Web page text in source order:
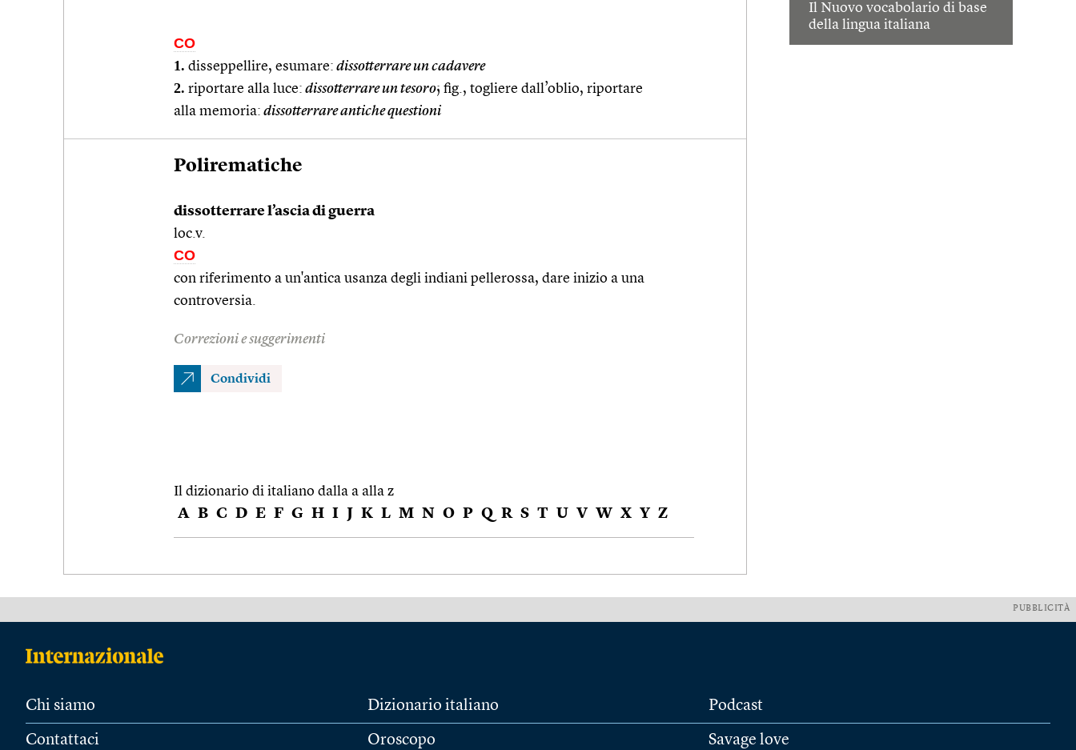
Il Nuovo vocabolario di base
della lingua italiana
CO
1. disseppellire, esumare: dissotterrare un cadavere
2. riportare alla luce: dissotterrare un tesoro; fig., togliere dall’oblio, riportare
alla memoria: dissotterrare antiche questioni
Polirematiche
dissotterrare l’ascia di guerra
loc.v.
CO
con riferimento a un'antica usanza degli indiani pellerossa, dare inizio a una
controversia.
Correzioni e suggerimenti
Condividi
Il dizionario di italiano dalla a alla z
A B C D E F G H I J K L M N O P Q R S T U V W X Y Z
PUBBLICITÀ
Chi siamo
Contattaci
Dizionario italiano
Oroscopo
Podcast
Savage love